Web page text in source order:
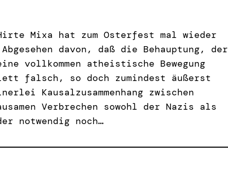
Mixa hat zum Osterfest mal wieder
davon, daß die Behauptung, der
vollkommen atheistische Bewegung
falsch, so doch zumindest äußerst
Kausalzusammenhang zwischen
Verbrechen sowohl der Nazis als
notwendig noch…